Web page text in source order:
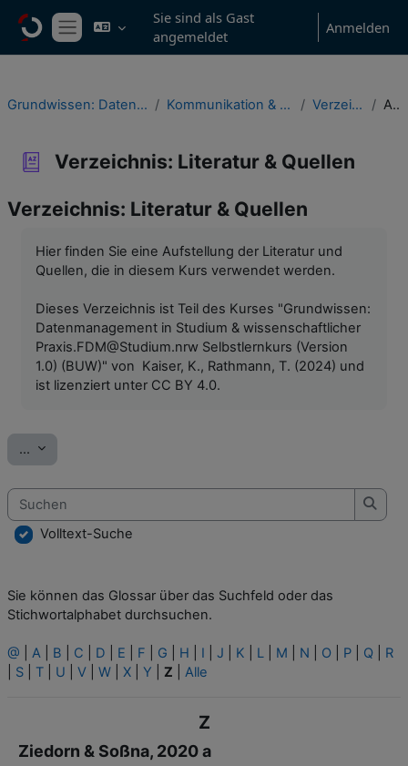
Website-Übersicht
Sie sind als Gast
angemeldet
Anmelden
Grundwissen: Datenmanagement in Studium & wissenschaftlicher Praxis Kommunikation & Feedback, Verzeichnisse & Informationsressourcen Verzeichnis: Literatur & Quellen Alphabetisch
Verzeichnis: Literatur & Quellen
Verzeichnis: Literatur & Quellen
Hier finden Sie eine Aufstellung der Literatur und
Quellen, die in diesem Kurs verwendet werden.
Dieses Verzeichnis ist Teil des Kurses "Grundwissen:
Datenmanagement in Studium & wissenschaftlicher
Praxis.FDM@Studium.nrw Selbstlernkurs (Version
1.0) (BUW)" von Kaiser, K., Rathmann, T. (2024) und
ist lizenziert unter CC BY 4.0.
... Einträge exportieren
Suchen
Volltext-Suche
Sie können das Glossar über das Suchfeld oder das
Stichwortalphabet durchsuchen.
@ A B C D E F G H I J K L M N O P Q
R
S T U V W X Y Z Alle
Z
Ziedorn & Soßna, 2020 a